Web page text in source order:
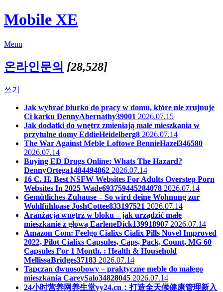
Mobile XE
Menu
온라인문의 [28,528]
쓰기
Jak wybrać biurko do pracy w domu, które nie zrujnuje
Ci karku DennyAbernathy39001 2026.07.15
Jak dodatki do wnętrz zmieniają małe mieszkania w
przytulne domy EddieHeidelberg8 2026.07.14
The War Against Meble Loftowe BennieHazel346580
2026.07.14
Buying ED Drugs Online: Whats The Hazard?
DennyOrtega1484494862 2026.07.14
16 C. H. Best NSFW Websites For Adults Overstep Porn
Websites In 2025 Wade693759445284078 2026.07.14
Gemütliches Zuhause – So wird deine Wohnung zur
Wohlfühloase JoshCottee833197521 2026.07.14
Aranżacja wnętrz w bloku – jak urządzić małe
mieszkanie z głową EarleneDick139918907 2026.07.14
Amazon Com: Feelgo Cialixs Cialix Pills Novel Improved
2022, Pilot Cialixs Capsules, Caps, Pack, Count, MG 60
Capsules For 1 Month. : Health & Household
MellissaBridges37183 2026.07.14
Tapczan dwuosobowy – praktyczne meble do małego
mieszkania CareySalo34828045 2026.07.14
24小时营养网养生堂yy24.cn：打造全天候健康管理新入